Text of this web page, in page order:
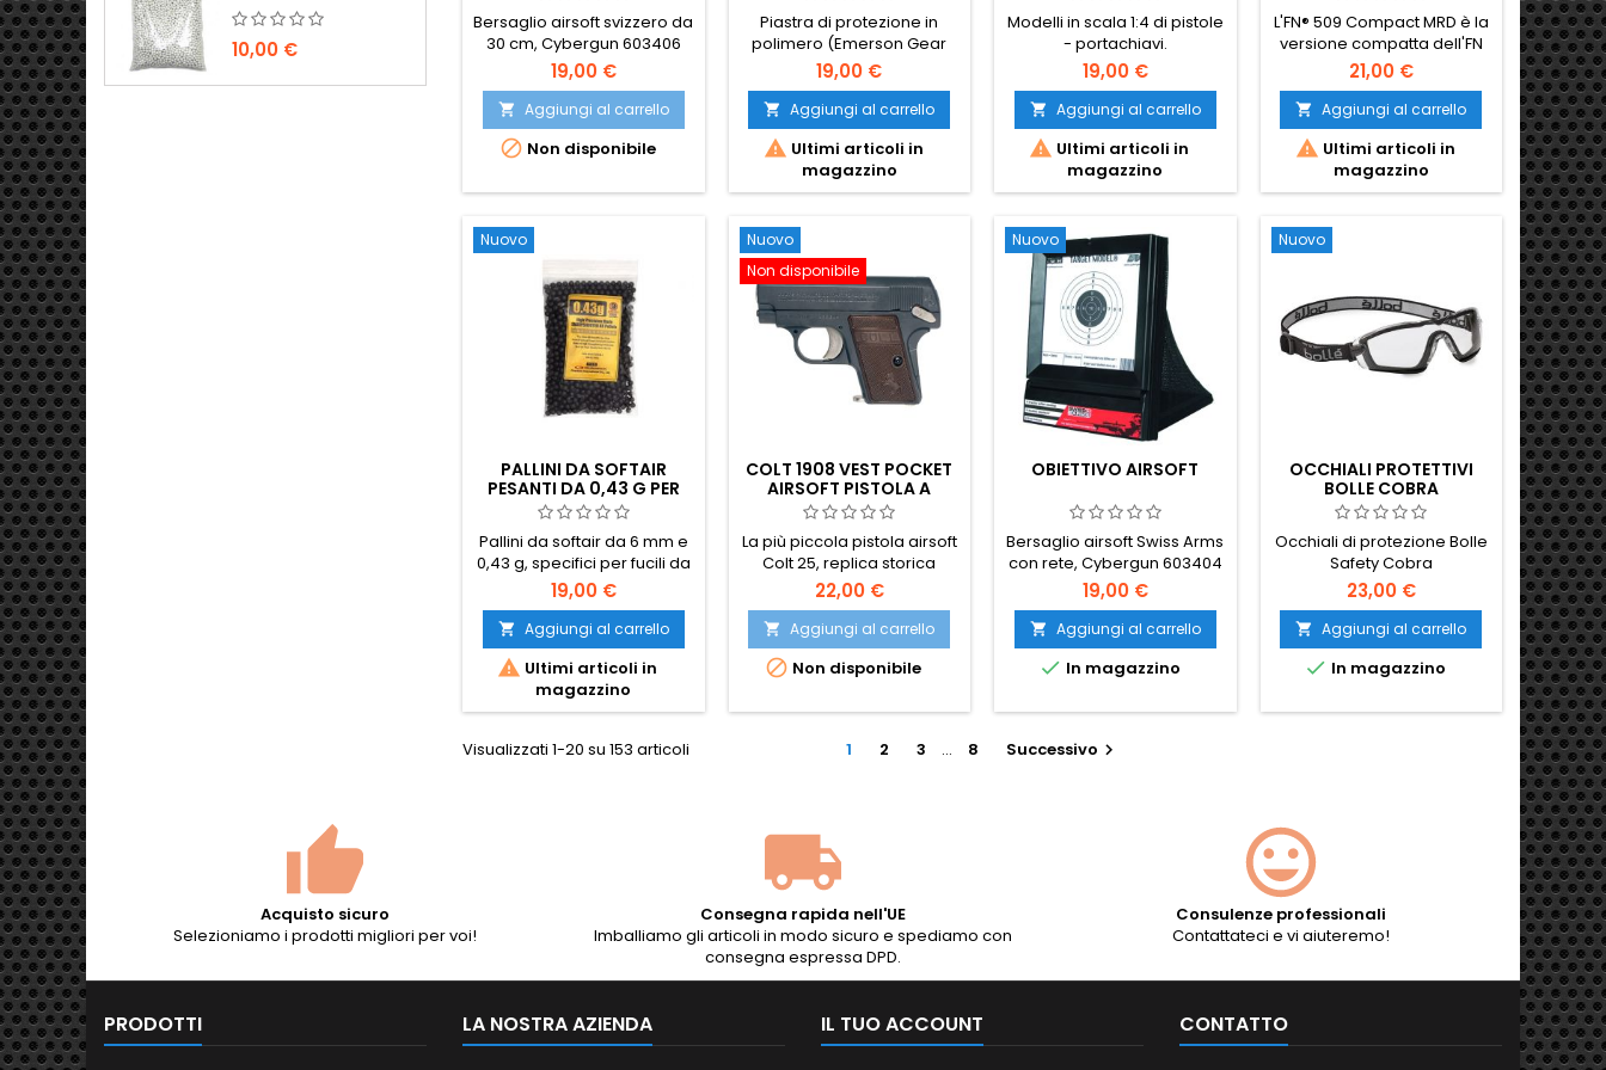
10,00 €
Bersaglio airsoft svizzero da
30 cm, Cybergun 603406
19,00 €
 Aggiungi al carrello
 Non disponibile
PESO REALISTICO,
INSERTO PER
PORTAPIASTRE
Piastra di protezione in
polimero (Emerson Gear
EM7078) — conferisce al tuo
giubbotto tattico
portapiastre il peso, il
profilo e l'aspetto realistico
ideali per il softair. 355 g per
piastra, si adatta alle tasche
standard dei giubbotti
Coppia di piastre finte per
parte anteriore e
posteriore.
19,00 €
 Aggiungi al carrello
 Ultimi articoli in
magazzino
Modelli in scala 1:4 di pistole
- portachiavi.
19,00 €
 Aggiungi al carrello
 Ultimi articoli in
magazzino
L'FN® 509 Compact MRD è la
versione compatta dell'FN
509. Questo FN 509 con
alimentazione a molla è
dotato di marcatura FN
Herstal con licenza
completa!
21,00 €
 Aggiungi al carrello
 Ultimi articoli in
magazzino
Nuovo
PALLINI DA SOFTAIR
PESANTI DA 0,43 G PER
FUCILI DA CECCHINO –
1000 COLPI, LUCIDATURA
DI PRECISIONE, BLS
TAIWAN
Pallini da softair da 6 mm e
0,43 g, specifici per fucili da
cecchino, confezione da
1000 pezzi. Prodotti da
Specna Arms (BLS Taiwan): i
pallini da cecchino più
pesanti sul mercato, con
una tolleranza di diametro
di ±0,005 mm e una
lucidatura per garantire la
19,00 €
 Aggiungi al carrello
 Ultimi articoli in
magazzino
Nuovo
Non disponibile
COLT 1908 VEST POCKET
AIRSOFT PISTOLA A
MOLLA
La più piccola pistola airsoft
Colt 25, replica storica
ufficiale
22,00 €
 Aggiungi al carrello
 Non disponibile
Nuovo
OBIETTIVO AIRSOFT
Bersaglio airsoft Swiss Arms
con rete, Cybergun 603404
19,00 €
 Aggiungi al carrello
 In magazzino
Nuovo
OCCHIALI PROTETTIVI
BOLLE COBRA
Occhiali di protezione Bolle
Safety Cobra
23,00 €
 Aggiungi al carrello
 In magazzino
Visualizzati 1-20 su 153 articoli 1 2 3 … 8 Successivo 
Acquisto sicuro
Selezioniamo i prodotti migliori per voi!
Consegna rapida nell'UE
Imballiamo gli articoli in modo sicuro e spediamo con
consegna espressa DPD.
Consulenze professionali
Contattateci e vi aiuteremo!
PRODOTTI LA NOSTRA AZIENDA IL TUO ACCOUNT CONTATTO